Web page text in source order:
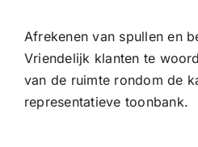
Afrekenen van spullen en
Vriendelijk klanten te
van de ruimte rondom de
representatieve toonbank.